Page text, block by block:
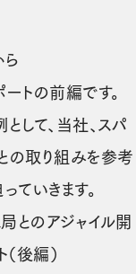
で開きます）
トの前編です。
して、当社、スパ
の取り組みを参考
ていきます。
とのアジャイル開
後編）